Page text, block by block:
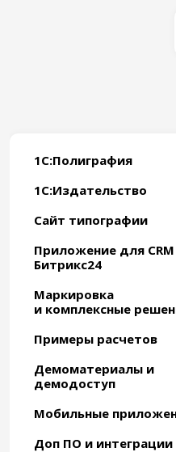
1С:Полиграфия
1С:Издательство
Сайт типографии
Приложение для CRM
Битрикс24
Маркировка
и комплексные
Примеры расчетов
Демоматериалы и
демодоступ
Мобильные
Доп ПО и интеграции